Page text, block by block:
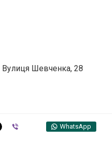
Вулиця Шевченка, 28
WhatsApp